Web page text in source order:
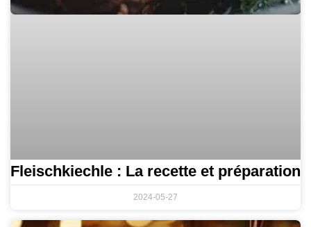
Fleischkiechle : La recette et préparation
2024-05-27